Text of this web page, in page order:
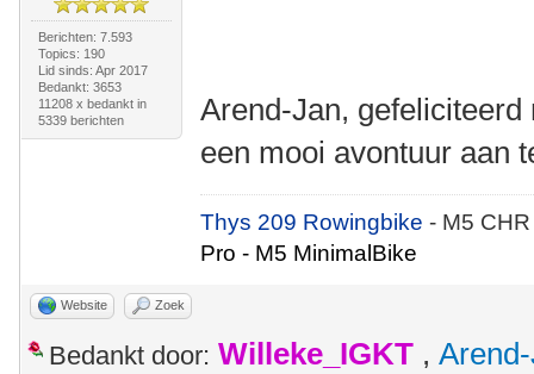
Berichten: 7.593
Topics: 190
Lid sinds: Apr 2017
Bedankt: 3653
11208 x bedankt in
5339 berichten
Arend-Jan,
een mooi avontuur aan
Thys 209 Rowingbike- M5
Pro - M5 MinimalBike
Website Zoek
Bedankt door: Willeke_IGKT ,